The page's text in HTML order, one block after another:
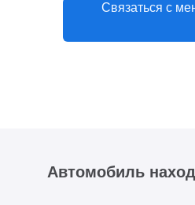
Связаться с
Автомобиль